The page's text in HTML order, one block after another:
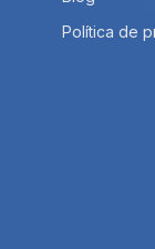
Política de